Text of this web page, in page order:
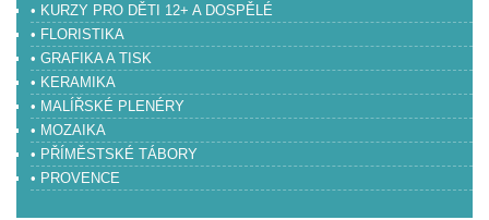
• KURZY PRO DĚTI 12+ A DOSPĚLÉ
• FLORISTIKA
• GRAFIKA A TISK
• KERAMIKA
• MALÍŘSKÉ PLENÉRY
• MOZAIKA
• PŘÍMĚSTSKÉ TÁBORY
• PROVENCE